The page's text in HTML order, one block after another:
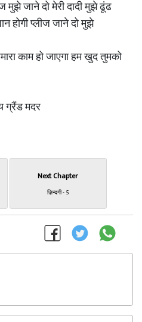
मुझे जाने दो मेरी दादी मुझे ढूंढ
होगी प्लीज जाने दो मुझे
काम हो जाएगा हम खुद तुमको
ग्रैंड मदर
Next Chapter
ज़िन्दगी - 5